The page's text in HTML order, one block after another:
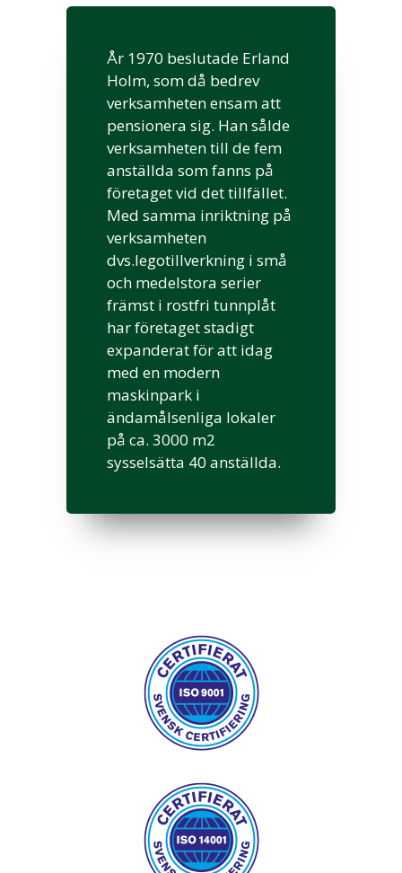
År 1970 beslutade Erland
Holm, som då bedrev
verksamheten ensam att
pensionera sig. Han sålde
verksamheten till de fem
anställda som fanns på
företaget vid det tillfället.
Med samma inriktning på
verksamheten
dvs.legotillverkning i små
och medelstora serier
främst i rostfri tunnplåt
har företaget stadigt
expanderat för att idag
med en modern
maskinpark i
ändamålsenliga lokaler
på ca. 3000 m2
sysselsätta 40 anställda.